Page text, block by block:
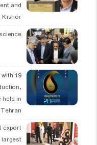
and
Kishor
with
held in
Tehran
export